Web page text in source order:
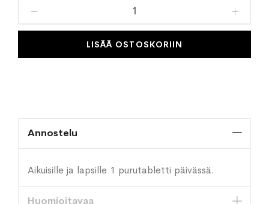
toivelistaan
LISÄÄ OSTOSKORIIN
Annostelu
Aikuisille ja lapsille 1 purutabletti päivässä.
Huomioitavaa